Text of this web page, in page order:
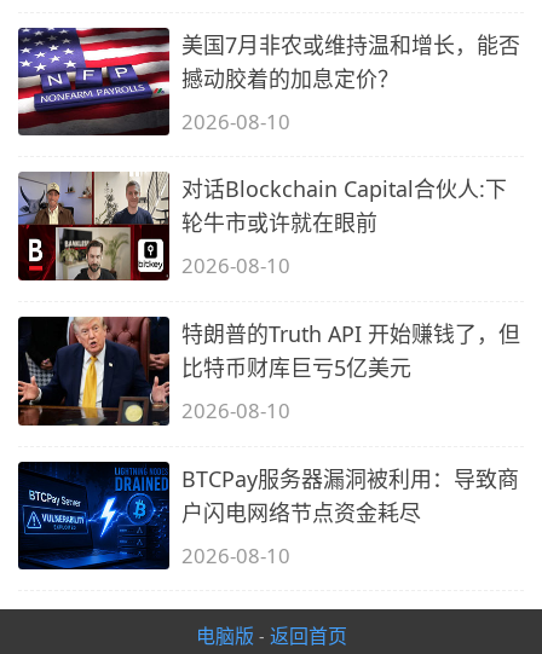
美国7月非农或维持温和增长，能否
撼动胶着的加息定价？
2026-08-10
对话Blockchain Capital合伙人:下
轮牛市或许就在眼前
2026-08-10
特朗普的Truth API 开始赚钱了，但
比特币财库巨亏5亿美元
2026-08-10
BTCPay服务器漏洞被利用：导致商
户闪电网络节点资金耗尽
2026-08-10
电脑版 - 返回首页